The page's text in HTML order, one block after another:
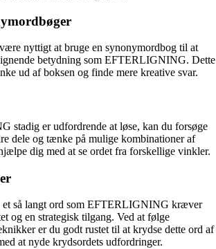
nyttigt at bruge en synonymordbog til at
betydning som EFTERLIGNING. Dette
ud af boksen og finde mere kreative svar.
stadig er udfordrende at løse, kan du forsøge
dele og tænke på mulige kombinationer af
dig med at se ordet fra forskellige vinkler.
et så langt ord som EFTERLIGNING kræver
og en strategisk tilgang. Ved at følge
er du godt rustet til at krydse dette ord af
at nyde krydsordets udfordringer.